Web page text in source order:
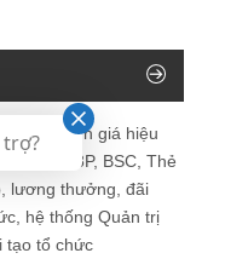
KPI, Đánh giá hiệu
lương 3P, BSC, Thẻ
lương thưởng, đãi
hệ thống Quản trị
tạo tổ chức
trợ?